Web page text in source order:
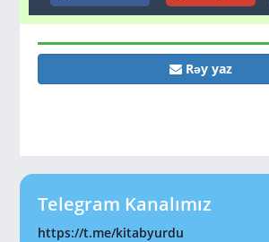
Rəy yaz
Telegram Kanalımız
https://t.me/kitabyurdu